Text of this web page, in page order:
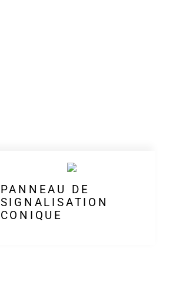
PANNEAU DE
SIGNALISATION
CONIQUE